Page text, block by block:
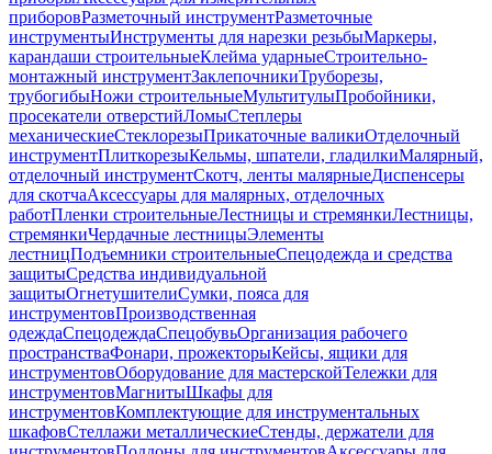
приборовРазметочный инструментРазметочные
инструментыИнструменты для нарезки резьбыМаркеры,
карандаши строительныеКлейма ударныеСтроительно-
монтажный инструментЗаклепочникиТруборезы,
трубогибыНожи строительныеМультитулыПробойники,
просекатели отверстийЛомыСтеплеры
механическиеСтеклорезыПрикаточные валикиОтделочный
инструментПлиткорезыКельмы, шпатели, гладилкиМалярный,
отделочный инструментСкотч, ленты малярныеДиспенсеры
для скотчаАксессуары для малярных, отделочных
работПленки строительныеЛестницы и стремянкиЛестницы,
стремянкиЧердачные лестницыЭлементы
лестницПодъемники строительныеСпецодежда и средства
защитыСредства индивидуальной
защитыОгнетушителиСумки, пояса для
инструментовПроизводственная
одеждаСпецодеждаСпецобувьОрганизация рабочего
пространстваФонари, прожекторыКейсы, ящики для
инструментовОборудование для мастерскойТележки для
инструментовМагнитыШкафы для
инструментовКомплектующие для инструментальных
шкафовСтеллажи металлическиеСтенды, держатели для